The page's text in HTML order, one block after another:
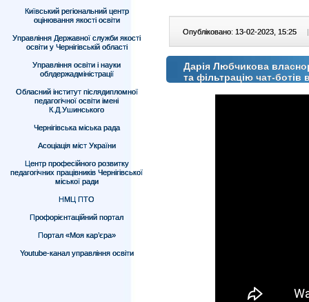
Київський регіональний центр
оцінювання якості освіти
Управління Державної служби якості
освіти у Чернігівській області
Управління освіти і науки
облдержадміністрації
Обласний інститут післядипломної
педагогічної освіти імені
К.Д.Ушинського
Чернігівська міська рада
Асоціація міст України
Центр професійного розвитку
педагогічних працівників Чернігівської
міської ради
НМЦ ПТО
Профорієнтаційний портал
Портал «Моя кар’єра»
Youtube-канал управління освіти
Опубліковано: 13-02-2023, 15:25 |
Дарія Любчикова
та фільтрацію чат-ботів